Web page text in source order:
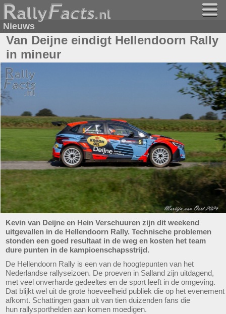
Nieuws
Van Deijne eindigt Hellendoorn Rally
in mineur
Kevin van Deijne en Hein Verschuuren zijn dit weekend
uitgevallen in de Hellendoorn Rally. Technische problemen
stonden een goed resultaat in de weg en kosten het team
dure punten in de kampioenschapsstrijd.
De Hellendoorn Rally is een van de hoogtepunten van het
Nederlandse rallyseizoen. De proeven in Salland zijn uitdagend,
met veel onverharde gedeeltes en de sport leeft in de omgeving.
Dat blijkt wel uit de grote hoeveelheid publiek die op het evenement
afkomt. Schattingen gaan uit van tien duizenden fans die
hun rallysporthelden aan komen moedigen.